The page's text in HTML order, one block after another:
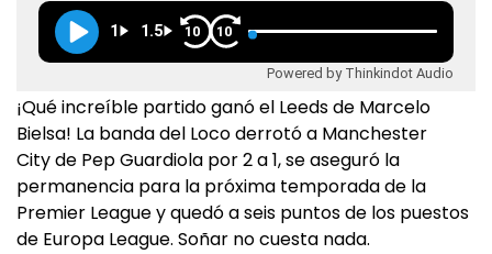
1 1.5 10 10
Powered by Thinkindot Audio
¡Qué increíble partido ganó el Leeds de Marcelo
Bielsa! La banda del Loco derrotó a Manchester
City de Pep Guardiola por 2 a 1, se aseguró la
permanencia para la próxima temporada de la
Premier League y quedó a seis puntos de los puestos
de Europa League. Soñar no cuesta nada.